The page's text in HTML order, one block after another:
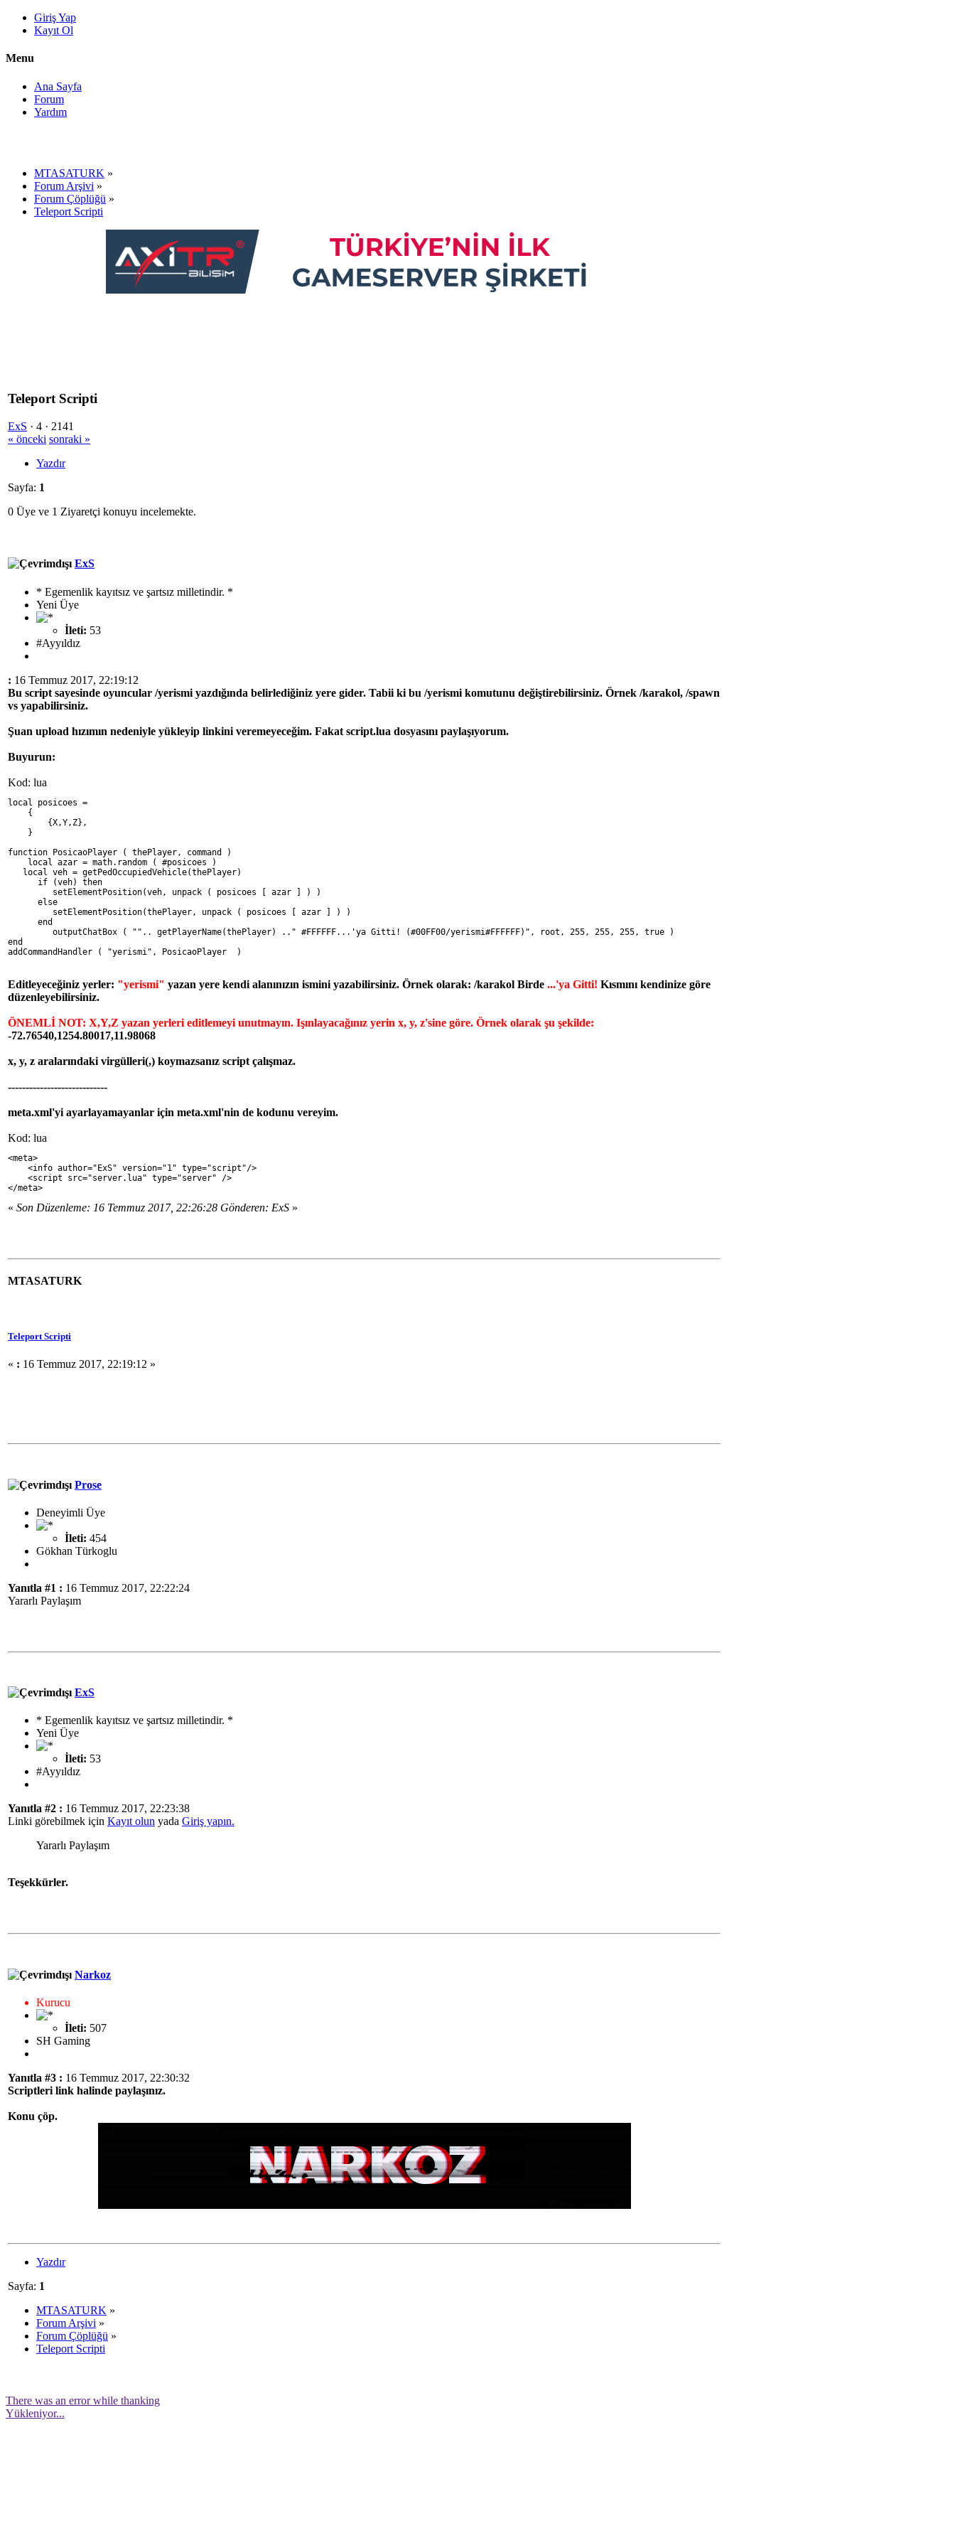
Giriş Yap
Kayıt Ol
Menu
Ana Sayfa
Forum
Yardım
MTASATURK »
Forum Arşivi »
Forum Çöplüğü »
Teleport Scripti
Teleport Scripti
ExS · 4 · 2141
« önceki sonraki »
Yazdır
Sayfa: 1
0 Üye ve 1 Ziyaretçi konuyu incelemekte.
ExS
* Egemenlik kayıtsız ve şartsız milletindir. *
Yeni Üye
İleti: 53
#Ayyıldız
: 16 Temmuz 2017, 22:19:12
Bu script sayesinde oyuncular /yerismi yazdığında belirlediğiniz yere gider. Tabii ki bu /yerismi komutunu değiştirebilirsiniz. Örnek /karakol, /spawn
vs yapabilirsiniz.
Şuan upload hızımın nedeniyle yükleyip linkini veremeyeceğim. Fakat script.lua dosyasını paylaşıyorum.
Buyurun:
Kod: lua
local posicoes =
{
{X,Y,Z},
}
function PosicaoPlayer ( thePlayer, command )
local azar = math.random ( #posicoes )
local veh = getPedOccupiedVehicle(thePlayer)
if (veh) then
setElementPosition(veh, unpack ( posicoes [ azar ] ) )
else
setElementPosition(thePlayer, unpack ( posicoes [ azar ] ) )
end
outputChatBox ( "".. getPlayerName(thePlayer) .." #FFFFFF...'ya Gitti! (#00FF00/yerismi#FFFFFF)", root, 255, 255, 255, true )
end
addCommandHandler ( "yerismi", PosicaoPlayer  )
Editleyeceğiniz yerler: "yerismi" yazan yere kendi alanınızın ismini yazabilirsiniz. Örnek olarak: /karakol Birde ...'ya Gitti! Kısmını kendinize göre
düzenleyebilirsiniz.
ÖNEMLİ NOT: X,Y,Z yazan yerleri editlemeyi unutmayın. Işınlayacağınız yerin x, y, z'sine göre. Örnek olarak şu şekilde:
-72.76540,1254.80017,11.98068
x, y, z aralarındaki virgülleri(,) koymazsanız script çalışmaz.
----------------------------
meta.xml'yi ayarlayamayanlar için meta.xml'nin de kodunu vereyim.
Kod: lua
<meta>
<info author="ExS" version="1" type="script"/>
<script src="server.lua" type="server" />
</meta>
« Son Düzenleme: 16 Temmuz 2017, 22:26:28 Gönderen: ExS »
MTASATURK
Teleport Scripti
« : 16 Temmuz 2017, 22:19:12 »
Prose
Deneyimli Üye
İleti: 454
Gökhan Türkoglu
Yanıtla #1 : 16 Temmuz 2017, 22:22:24
Yararlı Paylaşım
ExS
* Egemenlik kayıtsız ve şartsız milletindir. *
Yeni Üye
İleti: 53
#Ayyıldız
Yanıtla #2 : 16 Temmuz 2017, 22:23:38
Linki görebilmek için Kayıt olun yada Giriş yapın.
Yararlı Paylaşım
Teşekkürler.
Narkoz
Kurucu
İleti: 507
SH Gaming
Yanıtla #3 : 16 Temmuz 2017, 22:30:32
Scriptleri link halinde paylaşınız.
Konu çöp.
Yazdır
Sayfa: 1
MTASATURK »
Forum Arşivi »
Forum Çöplüğü »
Teleport Scripti
There was an error while thanking
Yükleniyor...